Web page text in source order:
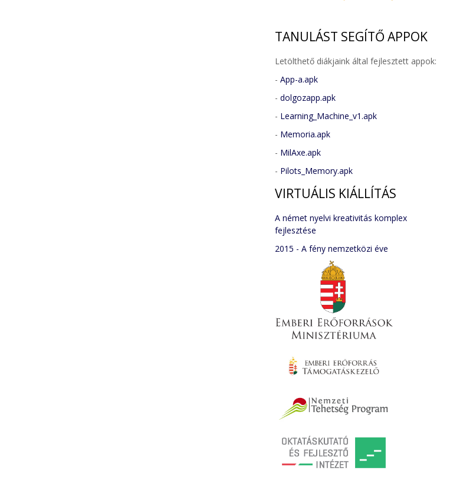
TANULÁST SEGÍTŐ APPOK
Letölthető diákjaink által fejlesztett appok:
- App-a.apk
- dolgozapp.apk
- Learning_Machine_v1.apk
- Memoria.apk
- MilAxe.apk
- Pilots_Memory.apk
VIRTUÁLIS KIÁLLÍTÁS
A német nyelvi kreativitás komplex
fejlesztése
2015 - A fény nemzetközi éve